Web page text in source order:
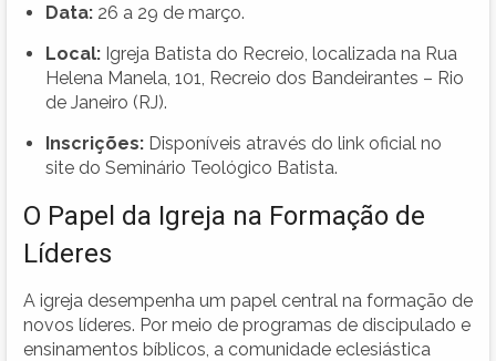
Data: 26 a 29 de março.
Local: Igreja Batista do Recreio, localizada na Rua
Helena Manela, 101, Recreio dos Bandeirantes – Rio
de Janeiro (RJ).
Inscrições: Disponíveis através do link oficial no
site do Seminário Teológico Batista.
O Papel da Igreja na Formação de
Líderes
A igreja desempenha um papel central na formação de
novos líderes. Por meio de programas de discipulado e
ensinamentos bíblicos, a comunidade eclesiástica